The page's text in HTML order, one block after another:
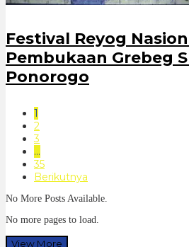
Festival Reyog
Pembukaan Grebeg
Ponorogo
1
2
3
…
35
Berikutnya
No More Posts Available.
No more pages to load.
View More